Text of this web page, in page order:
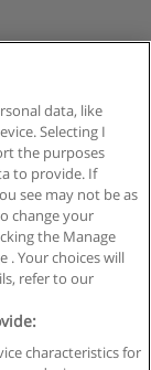
data, like
Selecting I
the purposes
to provide. If
see may not be as
change your
the Manage
. Your choices will
refer to our
characteristics for